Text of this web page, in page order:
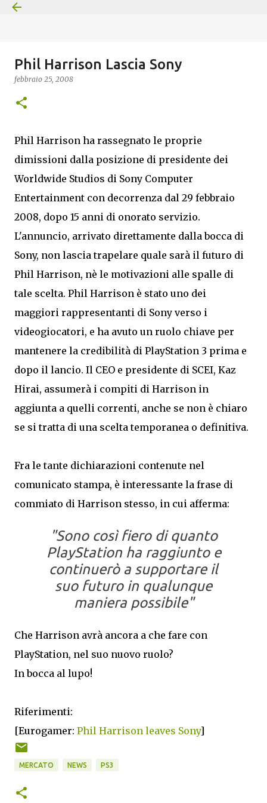
Phil Harrison Lascia Sony
febbraio 25, 2008
Phil Harrison ha rassegnato le proprie
dimissioni dalla posizione di presidente dei
Worldwide Studios di Sony Computer
Entertainment con decorrenza dal 29 febbraio
2008, dopo 15 anni di onorato servizio.
L'annuncio, arrivato direttamente dalla bocca di
Sony, non lascia trapelare quale sarà il futuro di
Phil Harrison, nè le motivazioni alle spalle di
tale scelta. Phil Harrison è stato uno dei
maggiori rappresentanti di Sony verso i
videogiocatori, e ha avuto un ruolo chiave per
mantenere la credibilità di PlayStation 3 prima e
dopo il lancio. Il CEO e presidente di SCEI, Kaz
Hirai, assumerà i compiti di Harrison in
aggiunta a quelli correnti, anche se non è chiaro
se si tratta di una scelta temporanea o definitiva.
Fra le tante dichiarazioni contenute nel
comunicato stampa, è interessante la frase di
commiato di Harrison stesso, in cui afferma:
"Sono così fiero di quanto
PlayStation ha raggiunto e
continuerò a supportare il
suo futuro in qualunque
maniera possibile"
Che Harrison avrà ancora a che fare con
PlayStation, nel suo nuovo ruolo?
In bocca al lupo!
Riferimenti:
[Eurogamer: Phil Harrison leaves Sony]
MERCATO NEWS PS3